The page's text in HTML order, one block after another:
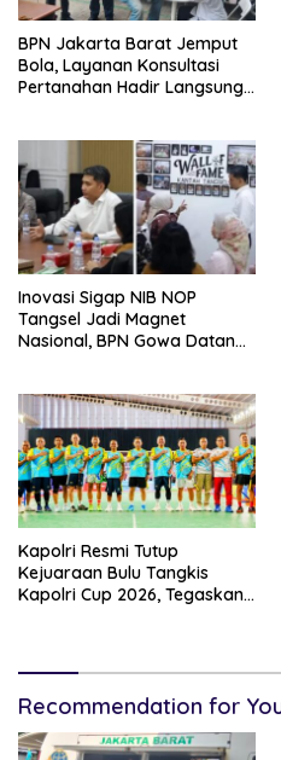
BPN Jakarta Barat Jemput
Bola, Layanan Konsultasi
Pertanahan Hadir Langsung
Inovasi Sigap NIB NOP
Tangsel Jadi Magnet
Nasional, BPN Gowa Datang
Kapolri Resmi Tutup
Kejuaraan Bulu Tangkis
Kapolri Cup 2026, Tegaskan
Recommendation for